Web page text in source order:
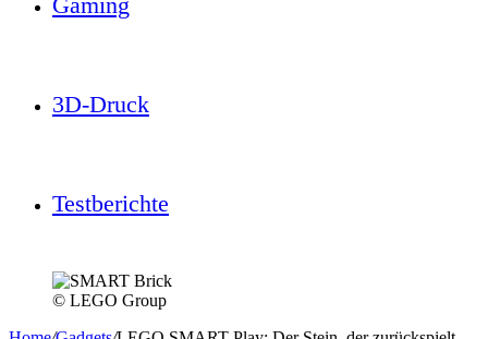
3D-Druck
Testberichte
© LEGO Group